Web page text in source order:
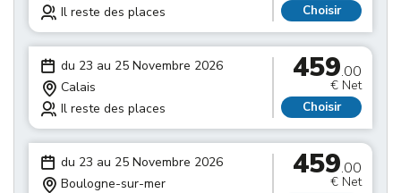
Il reste des places
Choisir
du 23 au 25 Novembre 2026
Calais
Il reste des places
459.00
€ Net
Choisir
du 23 au 25 Novembre 2026
Boulogne-sur-mer
459.00
€ Net